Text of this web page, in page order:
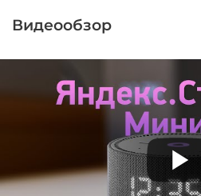
Видеообзор